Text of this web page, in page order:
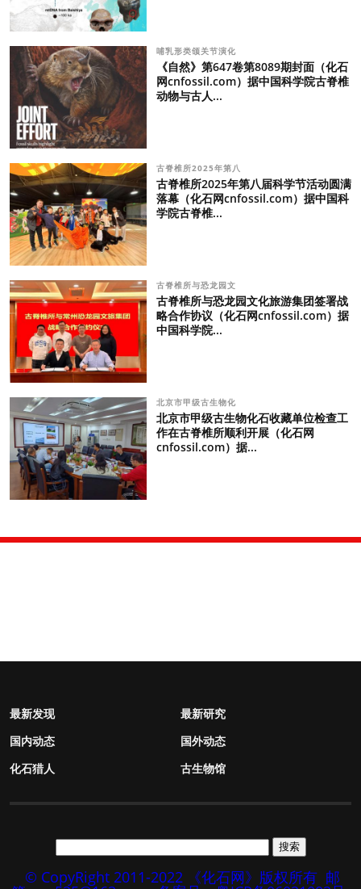
哺乳形类颌关节演化
《自然》第647卷第8089期封面（化石
网cnfossil.com）据中国科学院古脊椎
动物与古人...
古脊椎所2025年第八
古脊椎所2025年第八届科学节活动圆满
落幕（化石网cnfossil.com）据中国科
学院古脊椎...
古脊椎所与恐龙园文
古脊椎所与恐龙园文化旅游集团签署战
略合作协议（化石网cnfossil.com）据
中国科学院...
北京市甲级古生物化
北京市甲级古生物化石收藏单位检查工
作在古脊椎所顺利开展（化石网
cnfossil.com）据...
最新发现
最新研究
国内动态
国外动态
化石猎人
古生物馆
© CopyRight 2011-2022 《化石网》版权所有 邮